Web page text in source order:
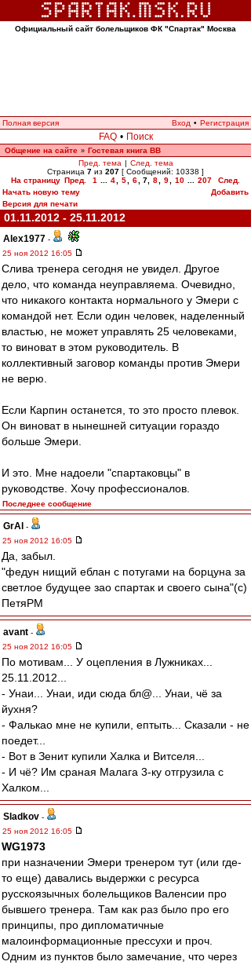
Официальный сайт болельщиков ФК "Спартак" Москва
Полная версия Вход • Регистрация
FAQ • Поиск
Общение на сайте » Гостевая книга ВВ
Пред. тема | След. тема
Страница 7 из 207 [ Сообщений: 10338 ]
На страницу Пред. 1 4 5 6 7 8 9 10 207
След.
Начать новую тему
Добавить
Версия для печати
01.11.2012 - 25.11.2012
Alex1977 -
25 ноя 2012 16:05
Слива тренера сегодня не увидел. Другое
дело, что команда неуправляема. Очевидно,
что никакого контакта нормального у Эмери с
командой нет. Если один человек, наделенный
властью, не может управлять 25 человеками,
то виноват в этом руководитель. В
коллективный заговор команды против Эмери
не верю.
Если Карпин останется, то это просто плевок.
Он виноват в нынешней ситуации гораздо
больше Эмери.
И это. Мне надоели "спартаковцы" в
руководстве. Хочу профессионалов.
Последнее сообщение
GrAl -
25 ноя 2012 16:05
Да, забыл.
"федун нищий еблан с потугами на борцуна за
светлое будущее зао спартак и своего сына"(с)
ПетяРМ
avant -
25 ноя 2012 16:05
По мотивам... У оцепления в Лужниках...
25.11.2012...
- Унаи... Унаи, иди сюда бл@... Унаи, чё за
йухня?
- Фалькао мне не купили, ептыть... Сказали - не
поедет...
- Вот в Зенит купили Халка и Витселя...
- И чё? Им сраная Малага 3-ку отгрузила с
Халком...
Sladkov -
25 ноя 2012 16:05
WG1973
при назначении Эмери тренером тут (или где-
то еще) давались выдержки с ресурса
русскоязычных болельщиков Валенсии про
бывшего тренера. Там как раз было про его
принципы, про дипломатичные
малоинформационные прессухи и проч.
Одним из пунктов было замечание, что через